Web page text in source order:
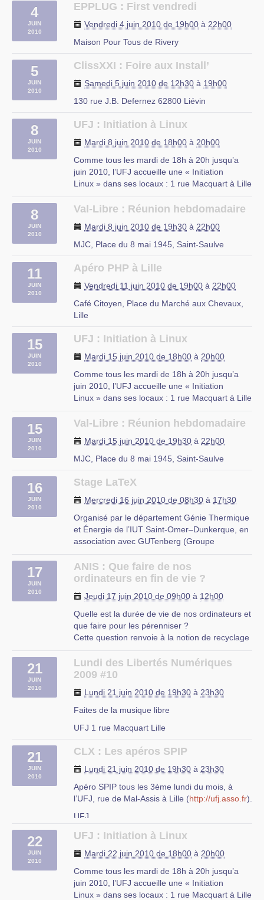
4
JUIN
2010
EPPLUG : First vendredi
Vendredi 4 juin 2010 de 19h00 à 22h00
Maison Pour Tous de Rivery
5
JUIN
2010
ClissXXI : Foire aux Install’
Samedi 5 juin 2010 de 12h30 à 19h00
130 rue J.B. Defernez 62800 Liévin
8
JUIN
2010
UFJ : Initiation à Linux
Mardi 8 juin 2010 de 18h00 à 20h00
Comme tous les mardi de 18h à 20h jusqu’a
juin 2010, l’UFJ accueille une « Initiation
Linux » dans ses locaux : 1 rue Macquart à Lille
– Découverte des logiciels libres
– Installation d’une distribution Linux
– Le mode console
rue du Mal Assis, Lille
8
JUIN
2010
Val-Libre : Réunion hebdomadaire
Mardi 8 juin 2010 de 19h30 à 22h00
MJC, Place du 8 mai 1945, Saint-Saulve
11
JUIN
2010
Apéro PHP à Lille
Vendredi 11 juin 2010 de 19h00 à 22h00
Café Citoyen, Place du Marché aux Chevaux,
Lille
15
JUIN
2010
UFJ : Initiation à Linux
Mardi 15 juin 2010 de 18h00 à 20h00
Comme tous les mardi de 18h à 20h jusqu’a
juin 2010, l’UFJ accueille une « Initiation
Linux » dans ses locaux : 1 rue Macquart à Lille
– Découverte des logiciels libres
– Installation d’une distribution Linux
– Le mode console
rue du Mal Assis, Lille
15
JUIN
2010
Val-Libre : Réunion hebdomadaire
Mardi 15 juin 2010 de 19h30 à 22h00
MJC, Place du 8 mai 1945, Saint-Saulve
16
JUIN
2010
Stage LaTeX
Mercredi 16 juin 2010 de 08h30 à 17h30
Organisé par le département Génie Thermique
et Énergie de l’IUT Saint-Omer–Dunkerque, en
association avec GUTenberg (Groupe
(Club des utilisateurs de LinuX du Nord–Pas-
de-Calais), ce stage a pour but de faire
spécifiques.
220 avenue de l’Université 59379
DUNKERQUE
17
JUIN
2010
ANIS : Que faire de nos
ordinateurs en fin de vie ?
Jeudi 17 juin 2010 de 09h00 à 12h00
Quelle est la durée de vie de nos ordinateurs et
que faire pour les pérenniser ?
Cette question renvoie à la notion de recyclage
l’économie solidaire et la lutte contre la fracture
numérique si l’on réfléchit en terme de
151 Bd Hoover à Lille.
21
JUIN
2010
Lundi des Libertés Numériques
2009 #10
Lundi 21 juin 2010 de 19h30 à 23h30
Faites de la musique libre
UFJ 1 rue Macquart Lille
21
JUIN
2010
CLX : Les apéros SPIP
Lundi 21 juin 2010 de 19h30 à 23h30
Apéro SPIP tous les 3ème lundi du mois, à
l’UFJ, rue de Mal-Assis à Lille (http://ufj.asso.fr).
UFJ
22
JUIN
2010
UFJ : Initiation à Linux
Mardi 22 juin 2010 de 18h00 à 20h00
Comme tous les mardi de 18h à 20h jusqu’a
juin 2010, l’UFJ accueille une « Initiation
Linux » dans ses locaux : 1 rue Macquart à Lille